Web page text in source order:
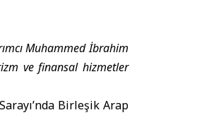
Muhammed İbrahim
ve finansal hizmetler
Birleşik Arap